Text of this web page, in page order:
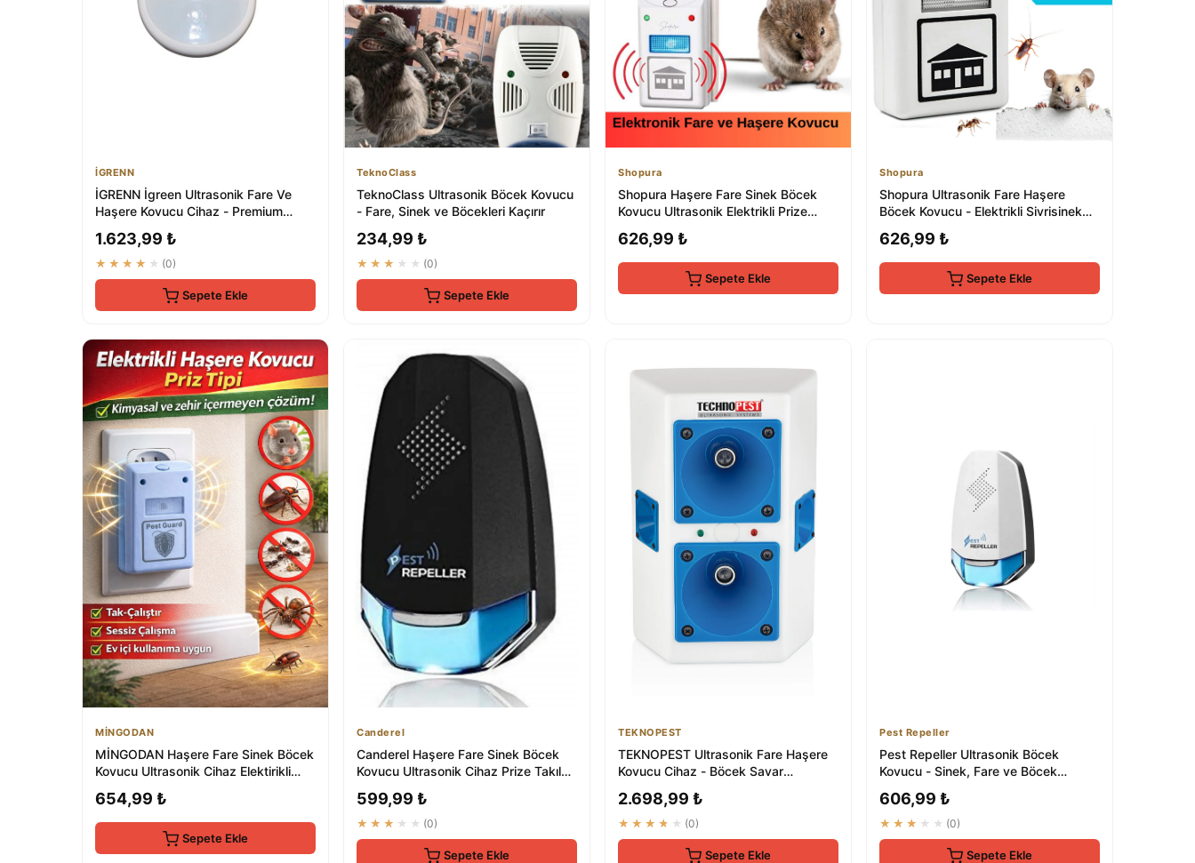
İGRENN
İGRENN İgreen Ultrasonik Fare Ve
Haşere Kovucu Cihaz - Premium
1.623,99 ₺
★★★★★ (0)
Sepete Ekle
TeknoClass
TeknoClass Ultrasonik Böcek Kovucu
- Fare, Sinek ve Böcekleri Kaçırır
234,99 ₺
★★★★★ (0)
Sepete Ekle
Shopura
Shopura Haşere Fare Sinek Böcek
Kovucu Ultrasonik Elektrikli Prize
626,99 ₺
Sepete Ekle
Shopura
Shopura Ultrasonik Fare Haşere
Böcek Kovucu - Elektrikli Sivrisinek
626,99 ₺
Sepete Ekle
MİNGODAN
MİNGODAN Haşere Fare Sinek Böcek
Kovucu Ultrasonik Cihaz Elektirikli
654,99 ₺
Sepete Ekle
Canderel
Canderel Haşere Fare Sinek Böcek
Kovucu Ultrasonik Cihaz Prize Takılan
599,99 ₺
★★★★★ (0)
Sepete Ekle
TEKNOPEST
TEKNOPEST Ultrasonik Fare Haşere
Kovucu Cihaz - Böcek Savar
2.698,99 ₺
★★★★★ (0)
Sepete Ekle
Pest Repeller
Pest Repeller Ultrasonik Böcek
Kovucu - Sinek, Fare ve Böcek
606,99 ₺
★★★★★ (0)
Sepete Ekle